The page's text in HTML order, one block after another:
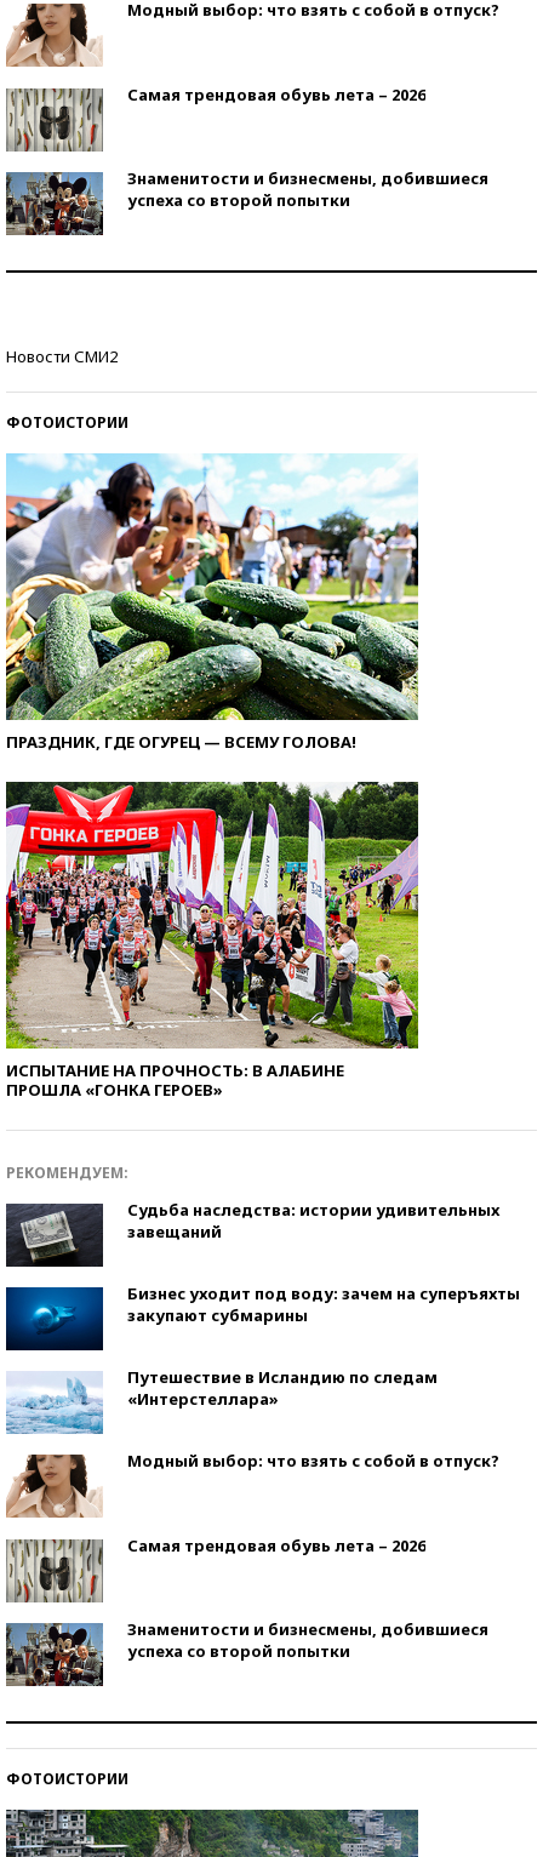
Модный выбор: что взять с собой в отпуск?
Самая трендовая обувь лета – 2026
Знаменитости и бизнесмены, добившиеся
успеха со второй попытки
Новости СМИ2
ФОТОИСТОРИИ
ПРАЗДНИК, ГДЕ ОГУРЕЦ — ВСЕМУ ГОЛОВА!
ИСПЫТАНИЕ НА ПРОЧНОСТЬ: В АЛАБИНЕ
ПРОШЛА «ГОНКА ГЕРОЕВ»
РЕКОМЕНДУЕМ:
Судьба наследства: истории удивительных
завещаний
Бизнес уходит под воду: зачем на суперъяхты
закупают субмарины
Путешествие в Исландию по следам
«Интерстеллара»
Модный выбор: что взять с собой в отпуск?
Самая трендовая обувь лета – 2026
Знаменитости и бизнесмены, добившиеся
успеха со второй попытки
ФОТОИСТОРИИ